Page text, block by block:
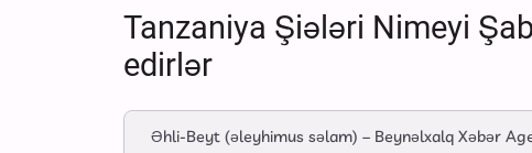
Tanzaniya Şiələri Nimeyi
edirlər
Əhli-Beyt (əleyhimus səlam) – Beynəlxalq Xəbər